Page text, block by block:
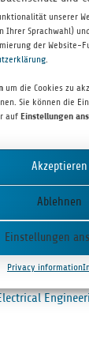
unserer
Ihrer Sprachwahl)
der Website-
um die Cookies zu
Sie können die
auf Einstellungen
Akzeptieren
Ablehnen
Einstellungen
Privacy information
dig­i­tal solu­tion